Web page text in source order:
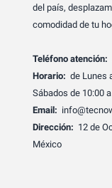
del país,
comodidad de tu
Teléfono atención:
Horario: de Lunes
Sábados de 10:00
Email:
Dirección: 12 de
México